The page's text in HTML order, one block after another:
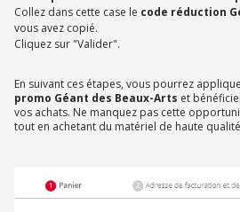
Collez dans cette case le code réduction
vous avez copié.
Cliquez sur "Valider".
En suivant ces étapes, vous pourrez
promo Géant des Beaux-Arts et
vos achats. Ne manquez pas cette
tout en achetant du matériel de haute